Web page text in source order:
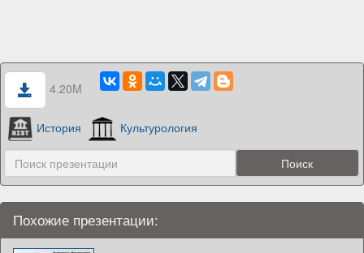
4.20M
История Культурология
Похожие презентации: